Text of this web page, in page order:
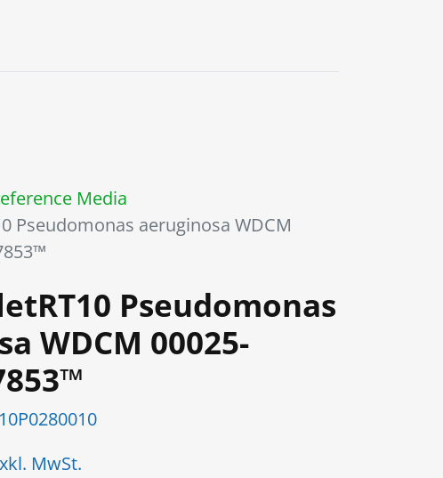
Media
Pseudomonas aeruginosa WDCM
Pseudomonas
WDCM 00025-
MwSt.